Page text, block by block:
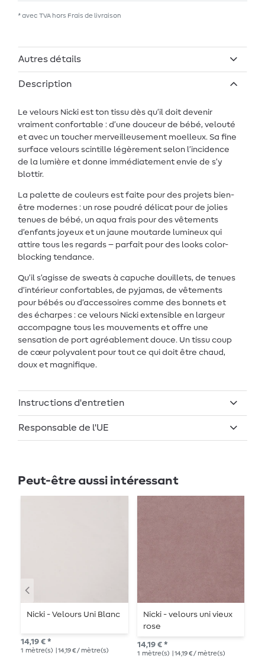
* avec TVA hors Frais de livraison
Autres détails
Description
Le velours Nicki est ton tissu dès qu’il doit devenir
vraiment confortable : d’une douceur de bébé, velouté
et avec un toucher merveilleusement moelleux. Sa fine
surface velours scintille légèrement selon l’incidence
de la lumière et donne immédiatement envie de s’y
blottir.
La palette de couleurs est faite pour des projets bien-
être modernes : un rose poudré délicat pour de jolies
tenues de bébé, un aqua frais pour des vêtements
d’enfants joyeux et un jaune moutarde lumineux qui
attire tous les regards – parfait pour des looks color-
blocking tendance.
Qu’il s’agisse de sweats à capuche douillets, de tenues
d’intérieur confortables, de pyjamas, de vêtements
pour bébés ou d’accessoires comme des bonnets et
des écharpes : ce velours Nicki extensible en largeur
accompagne tous les mouvements et offre une
sensation de port agréablement douce. Un tissu coup
de cœur polyvalent pour tout ce qui doit être chaud,
doux et magnifique.
Instructions d'entretien
Responsable de l'UE
Peut-être aussi intéressant
Nicki - Velours Uni Blanc
14,19 € *
1 mètre(s) | 14,19 € / mètre(s)
Nicki - velours uni vieux
rose
14,19 € *
1 mètre(s) | 14,19 € / mètre(s)